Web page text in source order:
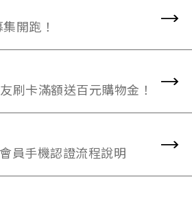
開跑！
刷卡滿額送百元購物金！
員手機認證流程說明